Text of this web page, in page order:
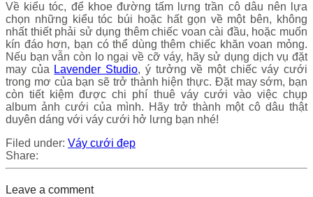
Về kiểu tóc, để khoe đường tấm lưng trần cô dâu nên lựa
chọn những kiểu tóc búi hoặc hất gọn về một bên, không
nhất thiết phải sử dụng thêm chiếc voan cài đầu, hoặc muốn
kín đáo hơn, bạn có thể dùng thêm chiếc khăn voan mỏng.
Nếu bạn vẫn còn lo ngại về cỡ váy, hãy sử dụng dịch vụ đặt
may của Lavender Studio, ý tưởng về một chiếc váy cưới
trong mơ của bạn sẽ trở thành hiện thực. Đặt may sớm, bạn
còn tiết kiệm được chi phí thuê váy cưới vào việc chụp
album ảnh cưới của mình. Hãy trở thành một cô dâu thật
duyên dáng với váy cưới hở lưng bạn nhé!
Filed under: Váy cưới đẹp
Share:
Leave a comment